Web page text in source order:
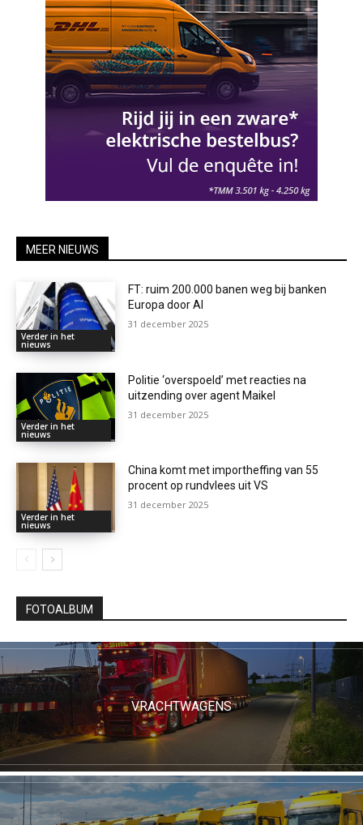
MEER NIEUWS
Verder in het
nieuws
FT: ruim 200.000 banen weg bij banken
Europa door AI
31 december 2025
Verder in het
nieuws
Politie ‘overspoeld’ met reacties na
uitzending over agent Maikel
31 december 2025
Verder in het
nieuws
China komt met importheffing van 55
procent op rundvlees uit VS
31 december 2025
FOTOALBUM
VRACHTWAGENS